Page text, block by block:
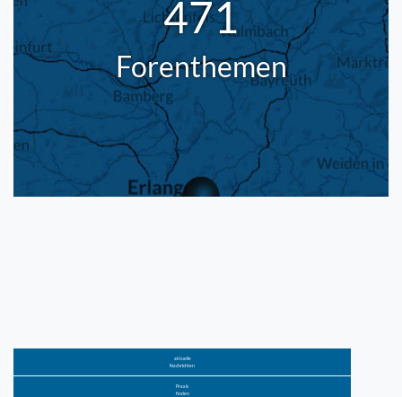
471
Forenthemen
aktuelle
Nachrichten
Praxis
finden